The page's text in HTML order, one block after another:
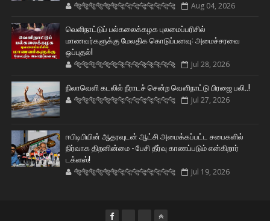
🐅🐅🐅🐅🐅🐅🐆🐆🐆🐆🐆🐆🐆🐆 Aug 04, 2026
வெளிநாட்டுப் பல்கலைக்கழக புலமைப்பரிசில்
மாணவர்களுக்கு மேலதிக கொடுப்பனவு: அமைச்சரவை
ஒப்புதல்!
🐅🐅🐅🐅🐅🐅🐆🐆🐆🐆🐆🐆🐆🐆 Jul 28, 2026
நிலாவெளி கடலில் நீராடச் சென்ற வௌிநாட்டு பிரஜை பலி..!
🐅🐅🐅🐅🐅🐅🐆🐆🐆🐆🐆🐆🐆🐆 Jul 27, 2026
ஈபிடிபியின் ஆதரவுடன் ஆட்சி அமைக்கப்பட்ட சபைகளில்
நிர்வாக திறனின்மை - பேசி தீர்வு காணப்படும் என்கிறார்
டக்ளஸ்!
🐅🐅🐅🐅🐅🐅🐆🐆🐆🐆🐆🐆🐆🐆 Jul 19, 2026